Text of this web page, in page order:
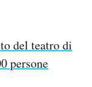
del teatro di
persone